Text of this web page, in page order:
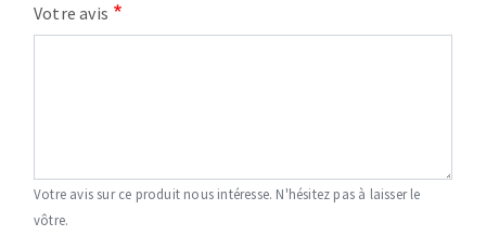
Votre avis
Votre avis sur ce produit nous intéresse. N'hésitez pas à laisser le
vôtre.